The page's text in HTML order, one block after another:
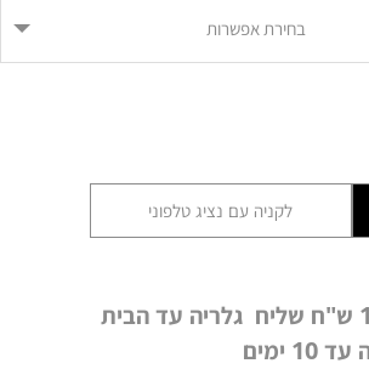
בחירת אפשרות
לקניה עם נציג טלפוני
ימים